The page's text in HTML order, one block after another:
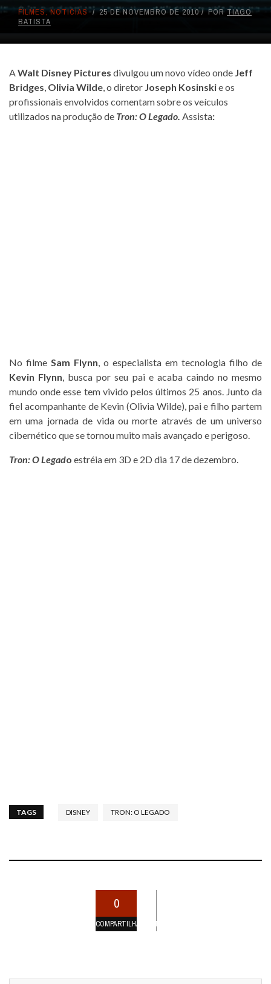
FILMES,NOTICIAS 25 DE NOVEMBRO DE 2010 PORTIAGO
BATISTA
AWalt Disney Pictures divulgou um novo vídeo onde Jeff
Bridges, Olivia Wilde, o diretor Joseph Kosinskie os
profissionais envolvidos comentam sobre os veículos
utilizados na produção de Tron: O Legado. Assista:
No filme Sam Flynn, o especialista em tecnologia filho de
Kevin Flynn, busca por seu pai e acaba caindo no mesmo
mundo onde esse tem vivido pelos últimos 25 anos. Junto da
fiel acompanhante de Kevin (Olivia Wilde), pai e filho partem
em uma jornada de vida ou morte através de um universo
cibernético que se tornou muito mais avançado e perigoso.
Tron: O Legado estréia em 3D e 2D dia 17 de dezembro.
TAGS DISNEY TRON: O LEGADO
0
COMPARTILHAMENTOS